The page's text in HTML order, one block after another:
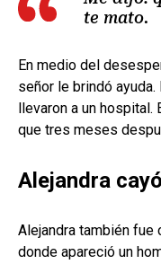
te mato.
En medio del
señor le brindó
llevaron a un
que tres meses
Alejandra
Alejandra también fue
donde apareció un